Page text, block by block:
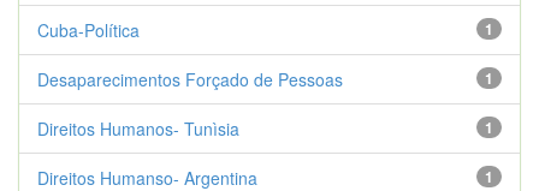
1
Cuba-Política
1
Desaparecimentos Forçado de Pessoas
1
Direitos Humanos- Tunìsia
1
Direitos Humanso- Argentina